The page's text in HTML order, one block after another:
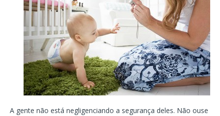
A gente não está negligenciando a segurança deles. Não ouse